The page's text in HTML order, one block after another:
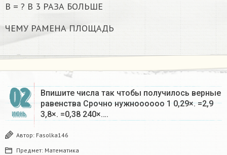
В = ? В 3 РАЗА БОЛЬШЕ
ЧЕМУ РАМЕНА ПЛОЩАДЬ
02
ИЮНЬ
Впишите числа так чтобы получилось верные
равенства Срочно нужноооооо 1 0,29×. =2,9
3,8×. =0,38 240×….
Автор: Fasolka146
Предмет: Математика